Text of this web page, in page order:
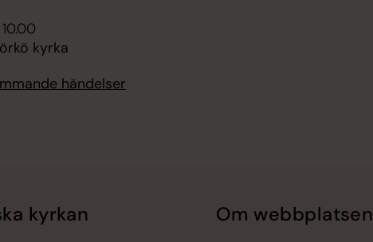
kyrka
händelser
kyrkan Om webbplatsen